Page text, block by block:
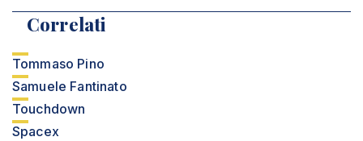
Correlati
Tommaso Pino
Samuele Fantinato
Touchdown
Spacex